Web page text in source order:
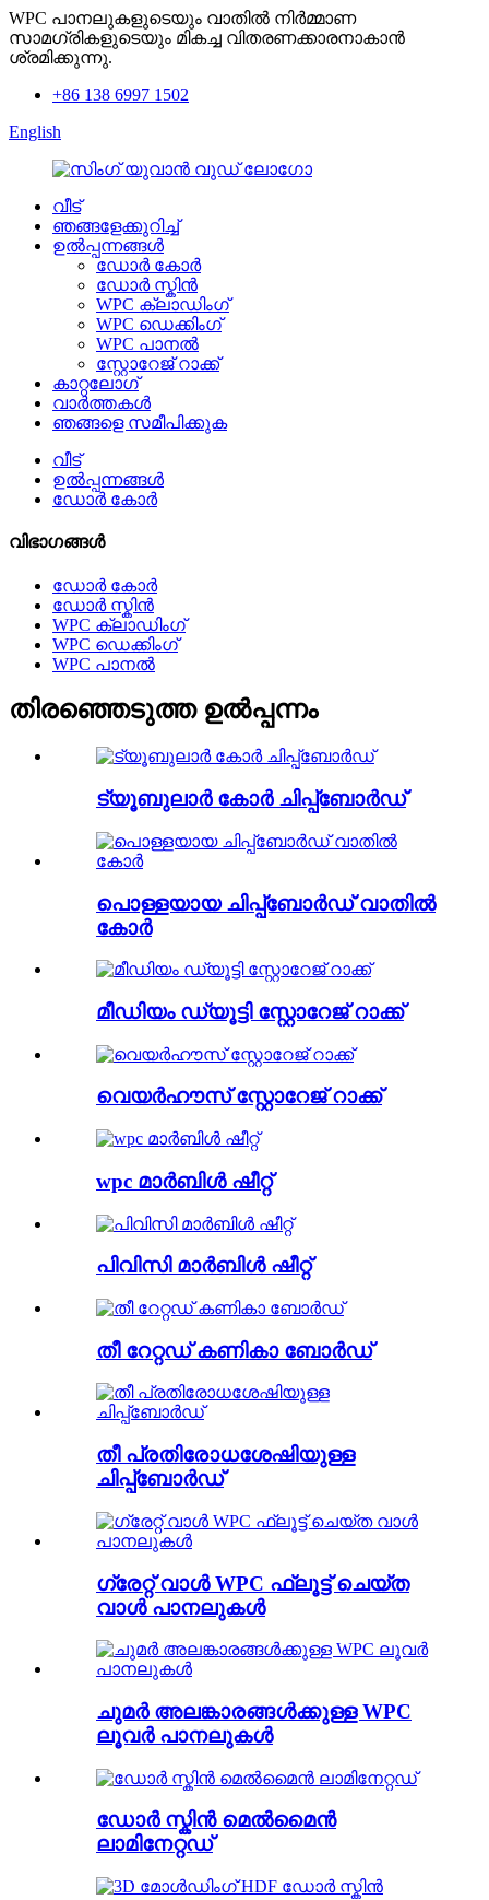
WPC പാനലുകളുടെയും വാതിൽ നിർമ്മാണ
സാമഗ്രികളുടെയും മികച്ച വിതരണക്കാരനാകാൻ
ശ്രമിക്കുന്നു.
+86 138 6997 1502
English
വീട്
ഞങ്ങളേക്കുറിച്ച്
ഉൽപ്പന്നങ്ങൾ
ഡോർ കോർ
ഡോർ സ്കിൻ
WPC ക്ലാഡിംഗ്
WPC ഡെക്കിംഗ്
WPC പാനൽ
സ്റ്റോറേജ് റാക്ക്
കാറ്റലോഗ്
വാർത്തകൾ
ഞങ്ങളെ സമീപിക്കുക
വീട്
ഉൽപ്പന്നങ്ങൾ
ഡോർ കോർ
വിഭാഗങ്ങൾ
ഡോർ കോർ
ഡോർ സ്കിൻ
WPC ക്ലാഡിംഗ്
WPC ഡെക്കിംഗ്
WPC പാനൽ
തിരഞ്ഞെടുത്ത ഉൽപ്പന്നം
ട്യൂബുലാർ കോർ ചിപ്പ്ബോർഡ്
പൊള്ളയായ ചിപ്പ്ബോർഡ് വാതിൽ
കോർ
മീഡിയം ഡ്യൂട്ടി സ്റ്റോറേജ് റാക്ക്
വെയർഹൗസ് സ്റ്റോറേജ് റാക്ക്
wpc മാർബിൾ ഷീറ്റ്
പിവിസി മാർബിൾ ഷീറ്റ്
തീ റേറ്റഡ് കണികാ ബോർഡ്
തീ പ്രതിരോധശേഷിയുള്ള
ചിപ്പ്ബോർഡ്
ഗ്രേറ്റ് വാൾ WPC ഫ്ലൂട്ട് ചെയ്ത
വാൾ പാനലുകൾ
ചുമർ അലങ്കാരങ്ങൾക്കുള്ള WPC
ലൂവർ പാനലുകൾ
ഡോർ സ്കിൻ മെൽമൈൻ
ലാമിനേറ്റഡ്